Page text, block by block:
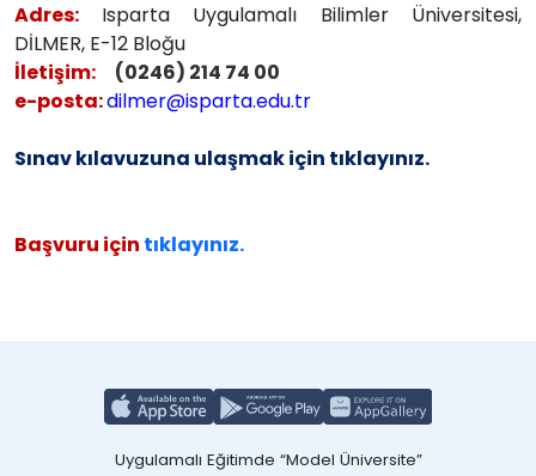
Adres: Isparta Uygulamalı Bilimler Üniversitesi,
DİLMER, E-12 Bloğu
İletişim:
(0246) 214 74 00
e-posta:dilmer@isparta.edu.tr
Sınav kılavuzuna ulaşmak için tıklayınız.
Başvuru için tıklayınız.
Uygulamalı Eğitimde “Model Üniversite”